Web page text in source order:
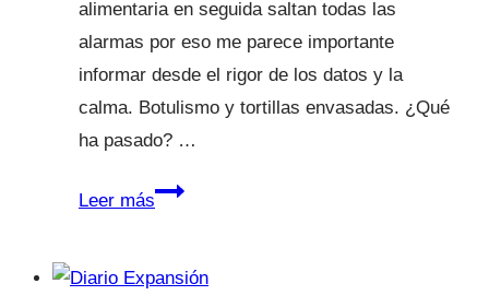
alimentaria en seguida saltan todas las
alarmas por eso me parece importante
informar desde el rigor de los datos y la
calma. Botulismo y tortillas envasadas. ¿Qué
ha pasado? …
Leer másAlerta
y